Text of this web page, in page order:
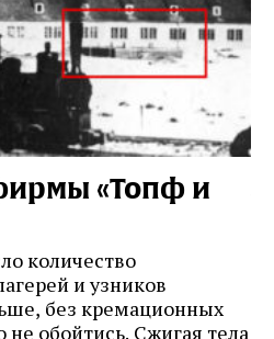
«Топф и
количество
и узников
без кремационных
обойтись. Cжигая тела